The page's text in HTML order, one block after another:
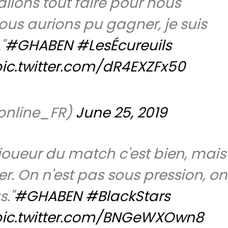
aurions pu gagner, je suis
#GHABEN #LesÉcureuils
dR4EXZFx50
June 25, 2019
du match c'est bien, mais
On n'est pas sous pression, on
#GHABEN #BlackStars
BNGeWXOwn8